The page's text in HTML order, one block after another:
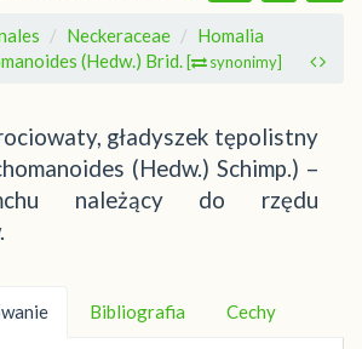
Neckeraceae
Homalia
(Hedw.) Brid. [ synonimy]
gładyszek tępolistny
(Hedw.) Schimp.) –
należący do rzędu
Bibliografia Cechy